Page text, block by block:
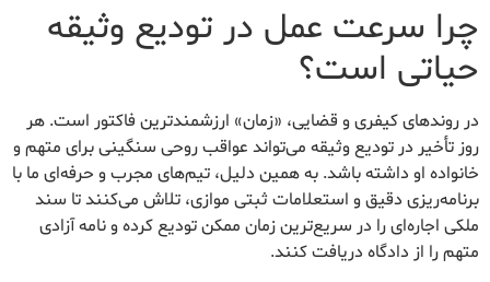
چرا سرعت عمل در تودیع وثیقه
حیاتی است؟
در روندهای کیفری و قضایی، «زمان» ارزشمندترین فاکتور است. هر
روز تأخیر در تودیع وثیقه می‌تواند عواقب روحی سنگینی برای متهم و
خانواده او داشته باشد. به همین دلیل، تیم‌های مجرب و حرفه‌ای ما با
برنامه‌ریزی دقیق و استعلامات ثبتی موازی، تلاش می‌کنند تا سند
ملکی اجاره‌ای را در سریع‌ترین زمان ممکن تودیع کرده و نامه آزادی
متهم را از دادگاه دریافت کنند.